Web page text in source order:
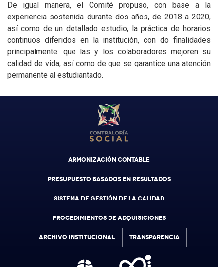
De igual manera, el Comité propuso, con base a la
experiencia sostenida durante dos años, de 2018 a 2020,
así como de un detallado estudio, la práctica de horarios
continuos diferidos en la institución, con do finalidades
principalmente: que las y los colaboradores mejoren su
calidad de vida, así como de que se garantice una atención
permanente al estudiantado.
ARMONIZACIÓN CONTABLE
PRESUPUESTO BASADOS EN RESULTADOS
SISTEMA DE GESTIÓN DE LA CALIDAD
PROCEDIMIENTOS DE ADQUISICIONES
ARCHIVO INSTITUCIONAL TRANSPARENCIA